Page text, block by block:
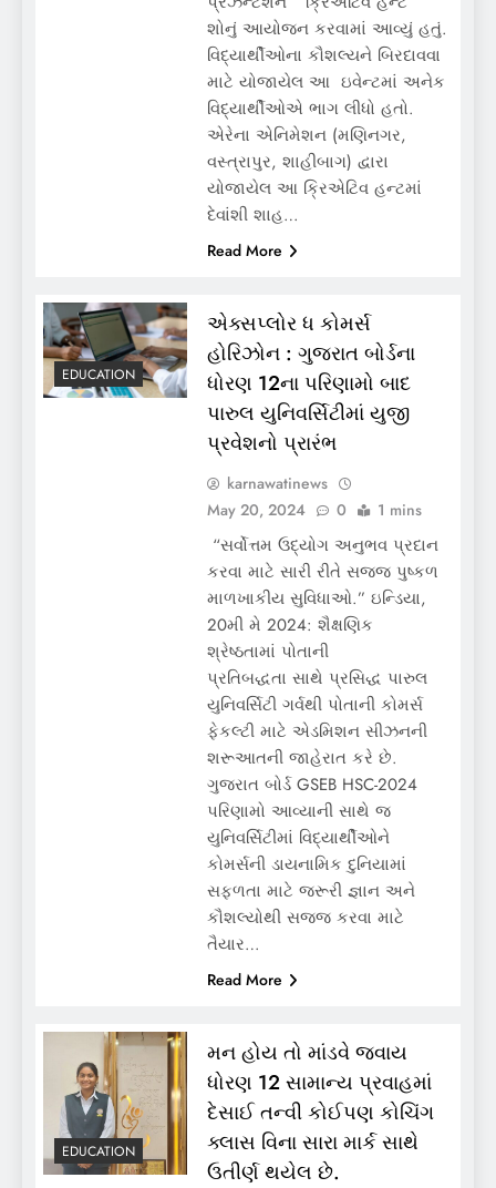
શોનું આયોજન કરવામાં આવ્યું હતું.
વિદ્યાર્થીઓના કૌશલ્યને બિરદાવવા
માટે યોજાયેલ આ ઇવેન્ટમાં અનેક
વિદ્યાર્થીઓએ ભાગ લીધો હતો.
એરેના એનિમેશન (મણિનગર,
વસ્ત્રાપુર, શાહીબાગ) દ્વારા
યોજાયેલ આ ક્રિએટિવ હન્ટમાં
દેવાંશી શાહ…
Read More
EDUCATION
એક્સપ્લોર ધ કોમર્સ
હોરિઝોન : ગુજરાત બોર્ડના
ધોરણ 12ના પરિણામો બાદ
પારુલ યુનિવર્સિટીમાં યુજી
પ્રવેશનો પ્રારંભ
karnawatinews
May 20, 2024
0 1 mins
“સર્વોત્તમ ઉદ્યોગ અનુભવ પ્રદાન
કરવા માટે સારી રીતે સજ્જ પુષ્કળ
માળખાકીય સુવિધાઓ.” ઇન્ડિયા,
20મી મે 2024: શૈક્ષણિક
શ્રેષ્ઠતામાં પોતાની
પ્રતિબદ્ધતા સાથે પ્રસિદ્ધ પારુલ
યુનિવર્સિટી ગર્વથી પોતાની કોમર્સ
ફેકલ્ટી માટે એડમિશન સીઝનની
શરૂઆતની જાહેરાત કરે છે.
ગુજરાત બોર્ડ GSEB HSC-2024
પરિણામો આવ્યાની સાથે જ
યુનિવર્સિટીમાં વિદ્યાર્થીઓને
કોમર્સની ડાયનામિક દુનિયામાં
સફળતા માટે જરૂરી જ્ઞાન અને
કૌશલ્યોથી સજ્જ કરવા માટે
તૈયાર…
Read More
EDUCATION
મન હોય તો માંડવે જવાય
ધોરણ 12 સામાન્ય પ્રવાહમાં
દેસાઈ તન્વી કોઈપણ કોચિંગ
ક્લાસ વિના સારા માર્ક સાથે
ઉતીર્ણ થયેલ છે.